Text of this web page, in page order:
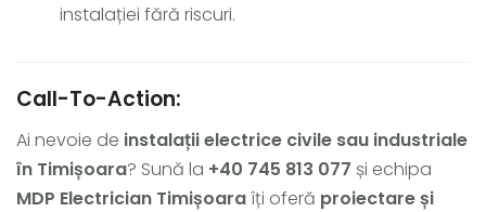
instalației fără riscuri.
Call-To-Action:
Ai nevoie de instalații electrice civile sau industriale
în Timișoara? Sună la +40 745 813 077 și echipa
MDP Electrician Timișoaraîți oferă proiectare și